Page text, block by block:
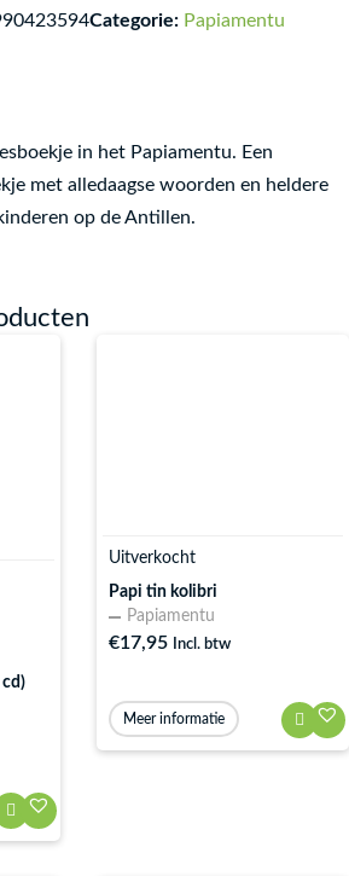
Categorie: Papiamentu
in het Papiamentu. Een
met alledaagse woorden en heldere
op de Antillen.
Uitverkocht
Papi tin kolibri
Papiamentu
€17,95 Incl. btw
Meer informatie